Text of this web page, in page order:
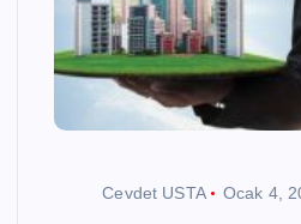
Cevdet USTA Ocak 4,